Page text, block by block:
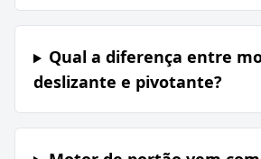
Qual a diferença entre
deslizante e pivotante?